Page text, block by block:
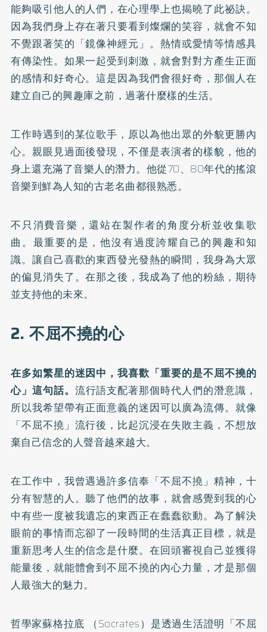
能夠吸引他人的人們，在心理學上也揭曉了此祕訣。
因為我們身上存在著只要看到燦爛的笑容，就會不知
不覺跟著笑的「鏡像神經元」。熱情或愛情等情感具
有傳染性。如果一起受到刺激，就會對對方產生正面
的感情和好奇心。這是因為我們會很好奇，那個人在
建立自己的興趣庫之前，過著什麼樣的生活。
工作時遇到的某位歌手，原以為他出眾的外貌更勝內
心。親眼見過面後發現，不僅是表演者的樣貌，他的
身上還充滿了音樂人的潛力。他從70、80年代的搖滾
音樂到鮮為人知的古老名曲都很熟悉。
不只消費音樂，還站在製作者的角度分析並收集歌
曲。最重要的是，他沒有過度誇耀自己的興趣和知
識。讓自己喜歡的東西發光發熱的瞬間，我身為大眾
的偏見消失了。在那之後，我成為了他的粉絲，期待
並支持他的未來。
2. 不屈不撓的心
在多如繁星的迷因中，我喜歡「重要的是不屈不撓的
心」這句話。 流行語支配著那個時代人們的潛意識，
所以我希望帶有正面意義的迷因可以廣為流傳。就像
「不屈不撓」流行後，比起沉浸在失敗主義，不想放
棄自己信念的人聲音越來越大。
在工作中，我曾遇過許多信奉「不屈不撓」精神，十
分有智慧的人。聽了他們的故事，就會感覺到我的心
中有些一度被我遺忘的東西正在蠢蠢欲動。為了解決
眼前的事情而忘卻了一段時間的生活真正目標，就是
重新思考人生的信念是什麼。在回頭審視自己並獲得
能量後，就能體會到不屈不撓的內心力量，才是那個
人最強大的魅力。
哲學家蘇格拉底 （Socrates）是透過生活證明「不屈